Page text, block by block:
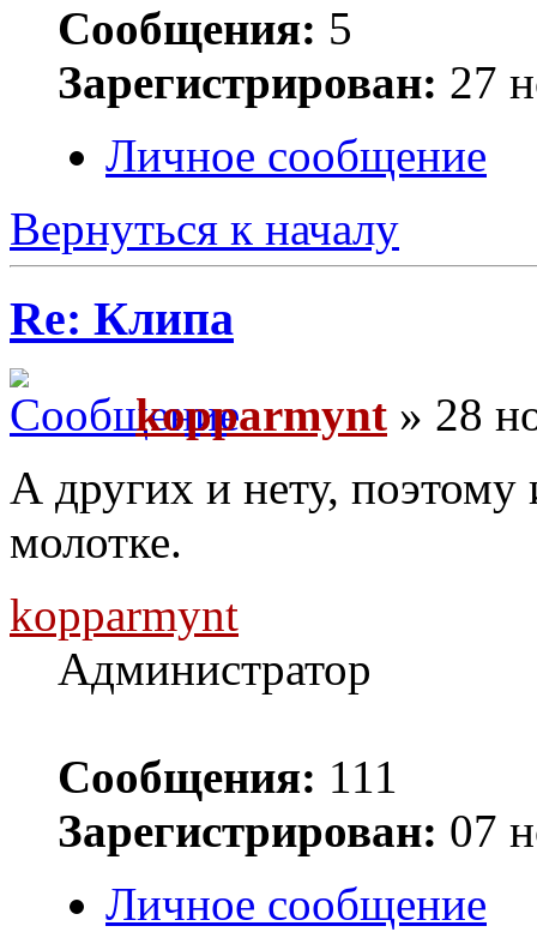
Сообщения: 5
Зарегистрирован: 27
Личное сообщение
Вернуться к началу
Re: Клипа
kopparmynt » 28
А других и нету,
молотке.
kopparmynt
Администратор
Сообщения: 111
Зарегистрирован: 07
Личное сообщение